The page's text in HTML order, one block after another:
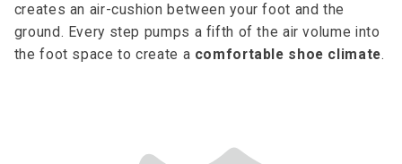
creates an air-cushion between your foot and the
ground. Every step pumps a fifth of the air volume into
the foot space to cre­ate a comfortable shoe climate.